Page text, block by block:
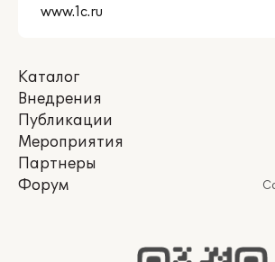
Каталог
Внедрения
Публикации
Мероприятия
Партнеры
Форум